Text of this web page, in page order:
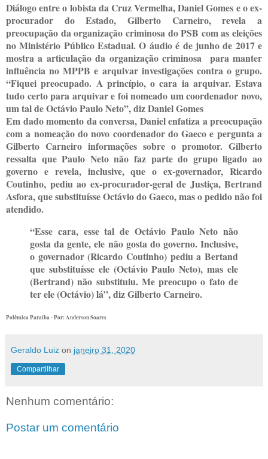
Diálogo entre o lobista da Cruz Vermelha, Daniel Gomes e o ex-
procurador do Estado, Gilberto Carneiro, revela a
preocupação da organização criminosa do PSB com as eleições
no Ministério Público Estadual. O áudio é de junho de 2017 e
mostra a articulação da organização criminosa para manter
influência no MPPB e arquivar investigações contra o grupo.
“Fiquei preocupado. A princípio, o cara ia arquivar. Estava
tudo certo para arquivar e foi nomeado um coordenador novo,
um tal de Octávio Paulo Neto”, diz Daniel Gomes
Em dado momento da conversa, Daniel enfatiza a preocupação
com a nomeação do novo coordenador do Gaeco e pergunta a
Gilberto Carneiro informações sobre o promotor. Gilberto
ressalta que Paulo Neto não faz parte do grupo ligado ao
governo e revela, inclusive, que o ex-governador, Ricardo
Coutinho, pediu ao ex-procurador-geral de Justiça, Bertrand
Asfora, que substituísse Octávio do Gaeco, mas o pedido não foi
atendido.
“Esse cara, esse tal de Octávio Paulo Neto não
gosta da gente, ele não gosta do governo. Inclusive,
o governador (Ricardo Coutinho) pediu a Bertand
que substituísse ele (Octávio Paulo Neto), mas ele
(Bertrand) não substituiu. Me preocupo o fato de
ter ele (Octávio) lá”, diz Gilberto Carneiro.
Polêmica Paraíba - Por: Anderson Soares
Geraldo Luiz on janeiro 31, 2020
Compartilhar
Nenhum comentário:
Postar um comentário